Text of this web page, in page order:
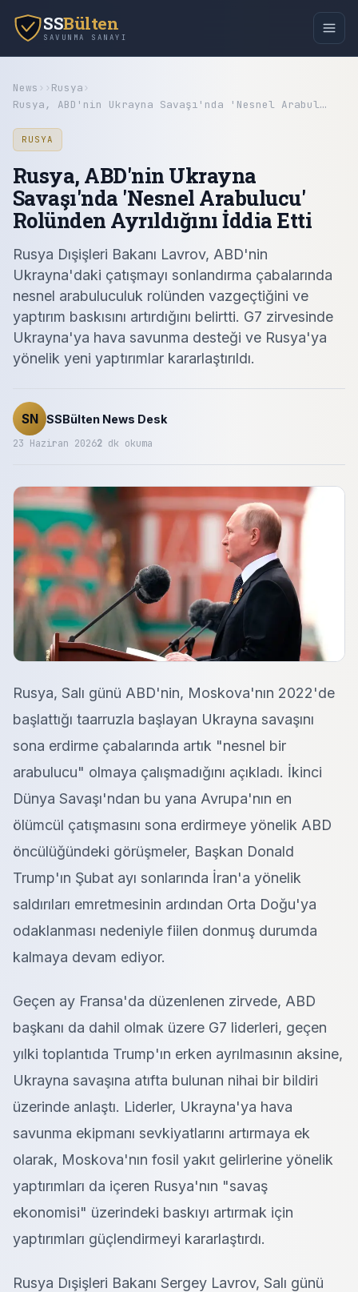
SSBülten
SAVUNMA SANAYI
News › › Rusya›
Rusya, ABD'nin Ukrayna Savaşı'nda 'Nesnel Arabul…
RUSYA
Rusya, ABD'nin Ukrayna
Savaşı'nda 'Nesnel Arabulucu'
Rolünden Ayrıldığını İddia Etti
Rusya Dışişleri Bakanı Lavrov, ABD'nin
Ukrayna'daki çatışmayı sonlandırma çabalarında
nesnel arabuluculuk rolünden vazgeçtiğini ve
yaptırım baskısını artırdığını belirtti. G7 zirvesinde
Ukrayna'ya hava savunma desteği ve Rusya'ya
yönelik yeni yaptırımlar kararlaştırıldı.
SN SSBülten News Desk
23 Haziran 20262 dk okuma
Rusya, Salı günü ABD'nin, Moskova'nın 2022'de
başlattığı taarruzla başlayan Ukrayna savaşını
sona erdirme çabalarında artık "nesnel bir
arabulucu" olmaya çalışmadığını açıkladı. İkinci
Dünya Savaşı'ndan bu yana Avrupa'nın en
ölümcül çatışmasını sona erdirmeye yönelik ABD
öncülüğündeki görüşmeler, Başkan Donald
Trump'ın Şubat ayı sonlarında İran'a yönelik
saldırıları emretmesinin ardından Orta Doğu'ya
odaklanması nedeniyle fiilen donmuş durumda
kalmaya devam ediyor.
Geçen ay Fransa'da düzenlenen zirvede, ABD
başkanı da dahil olmak üzere G7 liderleri, geçen
yılki toplantıda Trump'ın erken ayrılmasının aksine,
Ukrayna savaşına atıfta bulunan nihai bir bildiri
üzerinde anlaştı. Liderler, Ukrayna'ya hava
savunma ekipmanı sevkiyatlarını artırmaya ek
olarak, Moskova'nın fosil yakıt gelirlerine yönelik
yaptırımları da içeren Rusya'nın "savaş
ekonomisi" üzerindeki baskıyı artırmak için
yaptırımları güçlendirmeyi kararlaştırdı.
Rusya Dışişleri Bakanı Sergey Lavrov, Salı günü